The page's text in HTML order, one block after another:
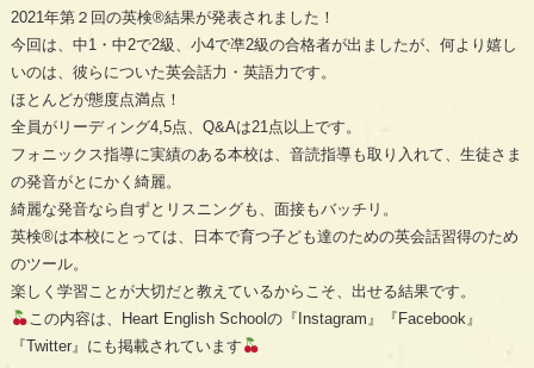
2021年第２回の英検®︎結果が発表されました！
今回は、中1・中2で2級、小4で凖2級の合格者が出ましたが、何より嬉し
いのは、彼らについた英会話力・英語力です。
ほとんどが態度点満点！
全員がリーディング4,5点、Q&Aは21点以上です。
フォニックス指導に実績のある本校は、音読指導も取り入れて、生徒さま
の発音がとにかく綺麗。
綺麗な発音なら自ずとリスニングも、面接もバッチリ。
英検®︎は本校にとっては、日本で育つ子ども達のための英会話習得のため
のツール。
楽しく学習ことが大切だと教えているからこそ、出せる結果です。
この内容は、Heart English Schoolの『Instagram』『Facebook』
『Twitter』にも掲載されています